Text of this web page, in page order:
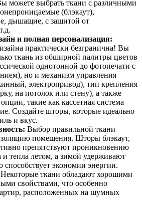
можете выбрать ткани с различными
(блэкаут),
дышащие, с защитой от
и полная персонализация:
практически безгранична! Вы
ткань из обширной палитры цветов
однотонной до фотопечати с
но и механизм управления
электропривод), тип крепления
на потолок или стену), а также
такие как кассетная система
Создайте шторы, которые идеально
и вкус.
Выбор правильной ткани
помещения. Шторы блэкаут,
препятствуют проникновению
и тепла летом, а зимой удерживают
способствует экономии энергии.
Некоторые ткани обладают хорошими
свойствами, что особенно
расположенных на шумных